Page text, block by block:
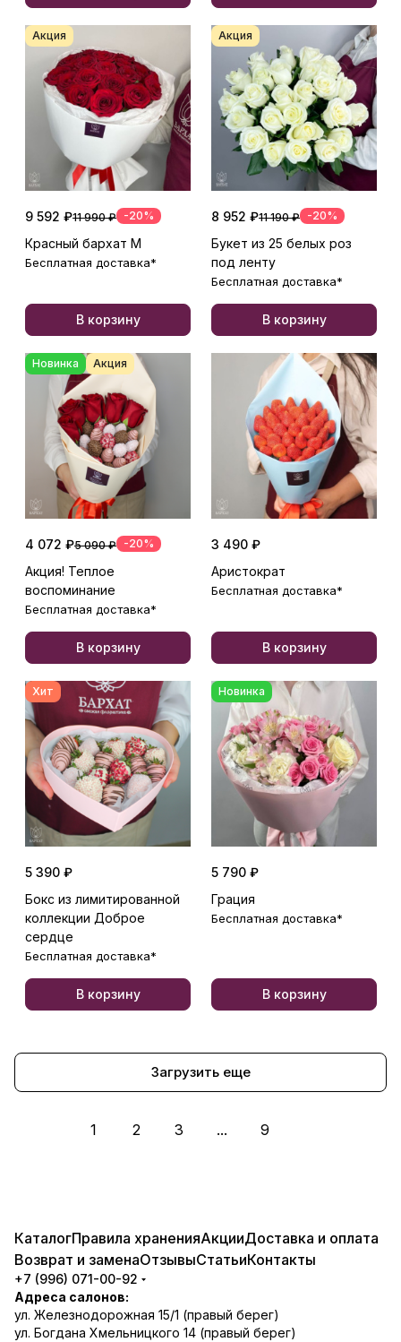
Акция
9 592 ₽11 990 ₽ -20%
Красный бархат М
Бесплатная доставка*
В корзину
Акция
8 952 ₽11 190 ₽ -20%
Букет из 25 белых роз
под ленту
Бесплатная доставка*
В корзину
Новинка Акция
4 072 ₽5 090 ₽ -20%
Акция! Теплое
воспоминание
Бесплатная доставка*
В корзину
3 490 ₽
Аристократ
Бесплатная доставка*
В корзину
Хит
5 390 ₽
Бокс из лимитированной
коллекции Доброе
сердце
Бесплатная доставка*
В корзину
Новинка
5 790 ₽
Грация
Бесплатная доставка*
В корзину
Загрузить еще
1 2 3 ... 9
КаталогПравила храненияАкцииДоставка и оплата
Возврат и заменаОтзывыСтатьиКонтакты
+7 (996) 071-00-92
Адреса салонов:
ул. Железнодорожная 15/1 (правый берег)
ул. Богдана Хмельницкого 14 (правый берег)